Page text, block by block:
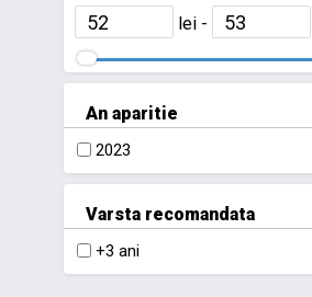
lei -
An aparitie
2023
Varsta recomandata
+3 ani